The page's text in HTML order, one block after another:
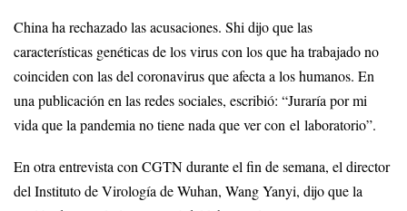
China ha rechazado las acusaciones. Shi dijo que las
características genéticas de los virus con los que ha trabajado no
coinciden con las del coronavirus que afecta a los humanos. En
una publicación en las redes sociales, escribió: “Juraría por mi
vida que la pandemia no tiene nada que ver con el laboratorio”.
En otra entrevista con CGTN durante el fin de semana, el director
del Instituto de Virología de Wuhan, Wang Yanyi, dijo que la